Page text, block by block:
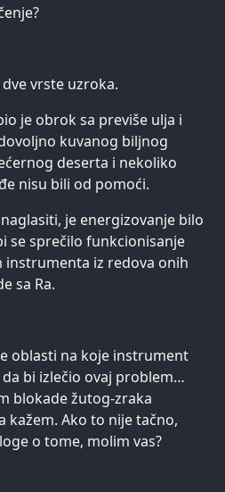
dve vrste uzroka.
je obrok sa previše ulja i
kuvanog biljnog
deserta i nekoliko
nisu bili od pomoći.
je energizovanje bilo
se sprečilo funkcionisanje
instrumenta iz redova onih
sa Ra.
oblasti na koje instrument
bi izlečio ovaj problem…
blokade žutog-zraka
kažem. Ako to nije tačno,
o tome, molim vas?